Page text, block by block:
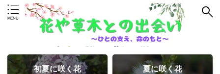
初夏に咲く花 夏に咲く花